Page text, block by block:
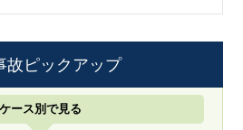
故ピックアップ
ケース別で見る